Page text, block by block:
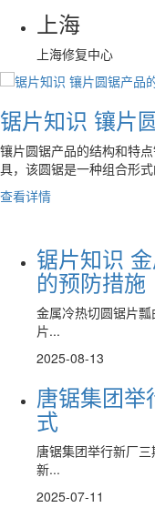
上海
上海修复中心
锯片知识 镶片
镶片圆锯产品的结构和特
具，该圆锯是一种组合形
查看详情
锯片知识
的预防措施
金属冷热切圆锯片
片...
2025-08-13
唐锯集团举
式
唐锯集团举行新厂
新...
2025-07-11